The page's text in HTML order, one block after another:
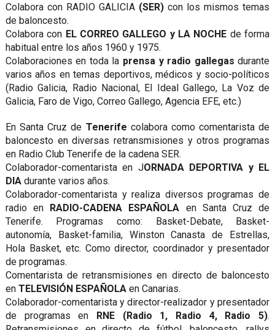
Colabora con RADIO GALICIA(SER) con los mismos temas
de baloncesto.
Colabora con EL CORREO GALLEGO y LA NOCHE de forma
habitual entre los años 1960 y 1975.
Colaboraciones en toda la prensa y radio gallegas durante
varios años en temas deportivos, médicos y socio-políticos
(Radio Galicia, Radio Nacional, El Ideal Gallego, La Voz de
Galicia, Faro de Vigo, Correo Gallego, Agencia EFE, etc.)
En Santa Cruz de Tenerife colabora como comentarista de
baloncesto en diversas retransmisiones y otros programas
en Radio Club Tenerife de la cadena SER.
Colaborador-comentarista en JORNADA DEPORTIVA y EL
DIAdurante varios años.
Colaborador-comentarista y realiza diversos programas de
radio en RADIO-CADENA ESPAÑOLA en Santa Cruz de
Tenerife. Programas como: Basket-Debate, Basket-
autonomía, Basket-familia, Winston Canasta de Estrellas,
Hola Basket, etc. Como director, coordinador y presentador
de programas.
Comentarista de retransmisiones en directo de baloncesto
en TELEVISIÓN ESPAÑOLAen Canarias.
Colaborador-comentarista y director-realizador y presentador
de programas en RNE (Radio 1, Radio 4, Radio 5).